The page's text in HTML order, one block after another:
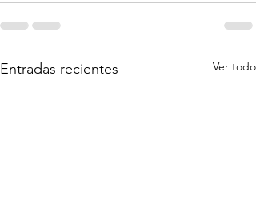
Entradas recientes Ver todo